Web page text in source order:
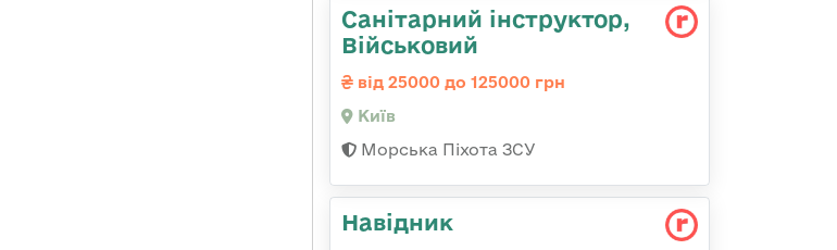
Санітарний інструктор,
Військовий
від 25000 до 125000 грн
Київ
Морська Піхота ЗСУ
Навідник